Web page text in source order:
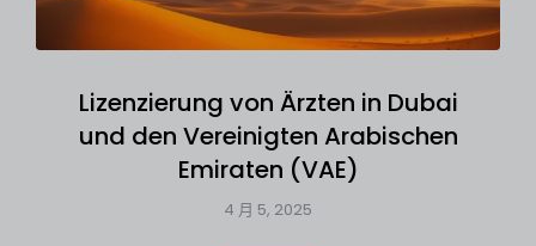
Lizenzierung von Ärzten in Dubai
und den Vereinigten Arabischen
Emiraten (VAE)
4 月 5, 2025